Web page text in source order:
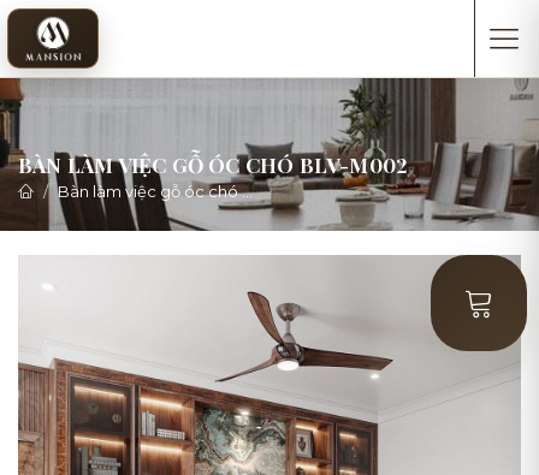
BÀN LÀM VIỆC GỖ ÓC CHÓ BLV-M002
Bàn làm việc gỗ óc chó Bàn làm việc gỗ óc chó BLV-M002